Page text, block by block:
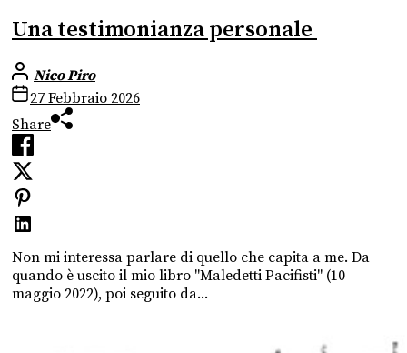
Una testimonianza personale
Nico Piro
27 Febbraio 2026
Share
Non mi interessa parlare di quello che capita a me. Da
quando è uscito il mio libro "Maledetti Pacifisti" (10
maggio 2022), poi seguito da...